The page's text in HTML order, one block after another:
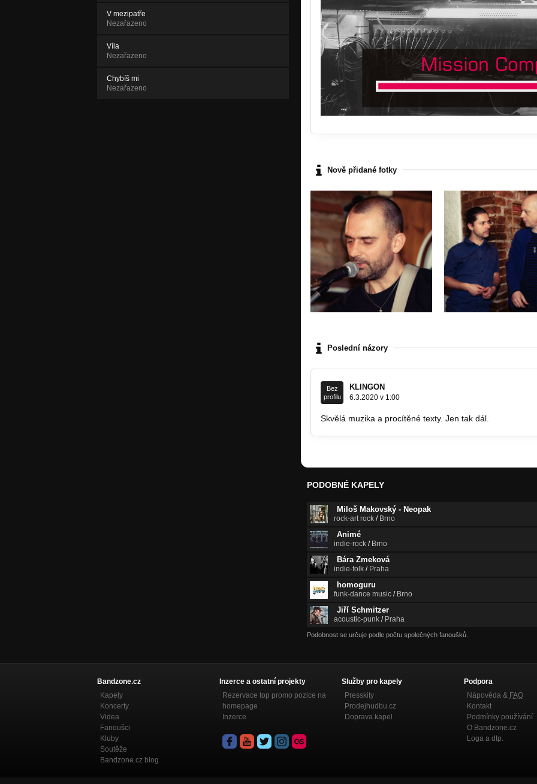
V mezipatře
Nezařazeno
Víla
Nezařazeno
Chybíš mi
Nezařazeno
Nově přidané fotky
Poslední názory
Bez
profilu
KLINGON
6.3.2020 v 1:00
Skvělá muzika a procítěné texty. Jen tak dál.
PODOBNÉ KAPELY
Miloš Makovský - Neopak
rock-art rock / Brno
Animé
indie-rock / Brno
Bára Zmeková
indie-folk / Praha
homoguru
funk-dance music / Brno
Jiří Schmitzer
acoustic-punk / Praha
Podobnost se určuje podle počtu společných fanoušků.
Bandzone.cz
Kapely
Koncerty
Videa
Fanoušci
Kluby
Soutěže
Bandzone.cz blog
Inzerce a ostatní projekty
Rezervace top promo pozice na
homepage
Inzerce
Služby pro kapely
Presskity
Prodejhudbu.cz
Doprava kapel
Podpora
Nápověda & FAQ
Kontakt
Podmínky používání
O Bandzone.cz
Loga a dtp.